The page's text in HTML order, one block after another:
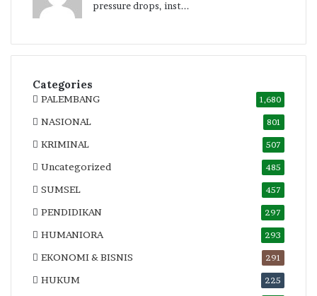
pressure drops, inst...
Categories
PALEMBANG 1,680
NASIONAL 801
KRIMINAL 507
Uncategorized 485
SUMSEL 457
PENDIDIKAN 297
HUMANIORA 293
EKONOMI & BISNIS 291
HUKUM 225